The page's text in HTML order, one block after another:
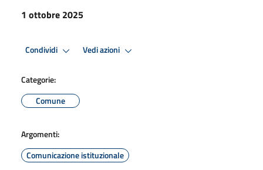
1 ottobre 2025
Condividi Vedi azioni
Categorie:
Comune
Argomenti:
Comunicazione istituzionale